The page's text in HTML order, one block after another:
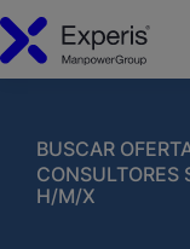
BUSCAR
CONSULTORES
H/M/X